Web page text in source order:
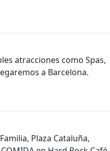
atracciones como Spas,
a Barcelona.
Plaza Cataluña,